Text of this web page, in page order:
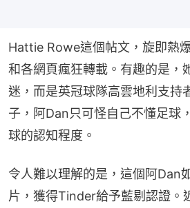
Hattie Rowe這個帖文，旋即熱
和各網頁瘋狂轉載。有趣的是，
迷，而是英冠球隊高雲地利支持
子，阿Dan只可怪自己不懂足球
球的認知程度。
令人難以理解的是，這個阿Dan
片，獲得Tinder給予藍剔認證。